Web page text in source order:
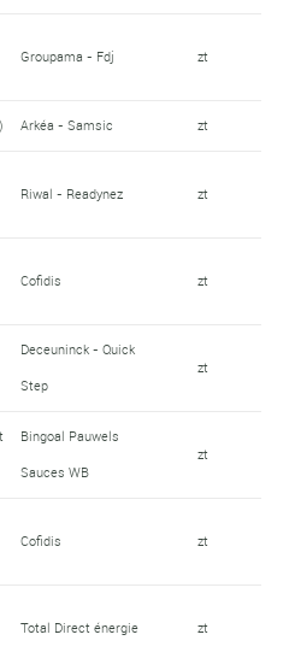
Groupama - Fdj zt
Arkéa - Samsic zt
Riwal - Readynez zt
Cofidis zt
Deceuninck - Quick
Step
zt
Bingoal Pauwels
Sauces WB
zt
Cofidis zt
Total Direct énergie zt